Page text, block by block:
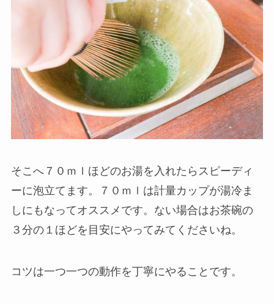
そこへ７０ｍｌほどのお湯を入れたらスピーディ
ーに泡立てます。７０ｍｌは計量カップが湯冷ま
しにもなってオススメです。ない場合はお茶碗の
３分の１ほどを目安にやってみてくださいね。
コツは一つ一つの動作を丁寧にやることです。